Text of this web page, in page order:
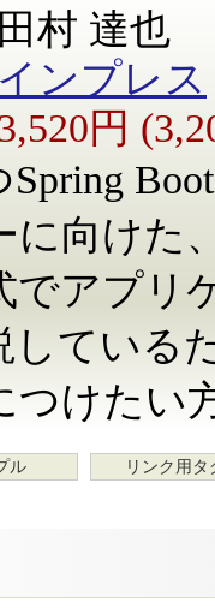
田村 達也
インプレス
円
Spring
に向けた
でアプリ
している
つけたい
ル リンク用タ